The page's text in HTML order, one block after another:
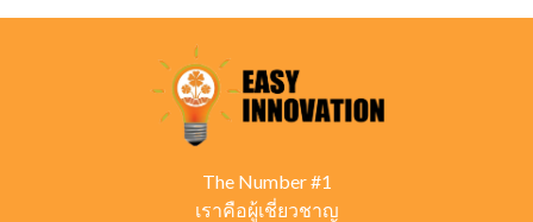
The Number #1
เราคือผู้เชี่ยวชาญ